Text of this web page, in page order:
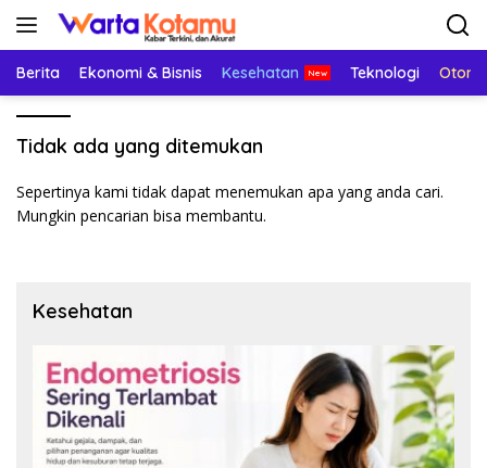
Langsung
Berita Ekonomi & Bisnis Kesehatan Teknologi
Tidak ada yang ditemukan
Sepertinya kami tidak dapat menemukan apa yang anda cari.
Mungkin pencarian bisa membantu.
Kesehatan